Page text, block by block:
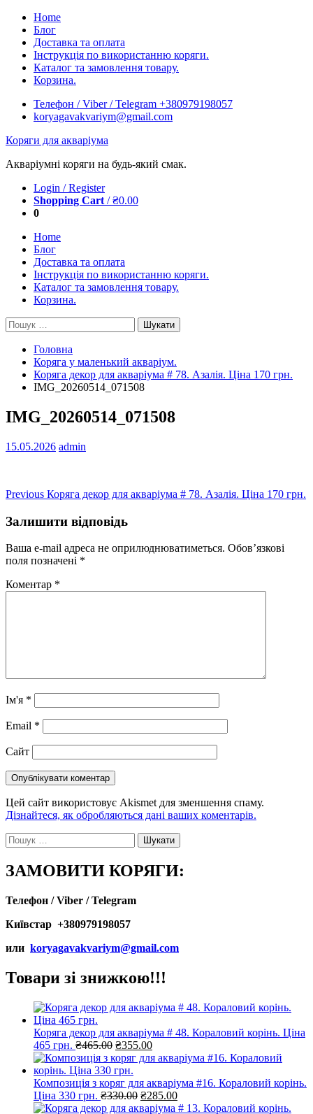
Skip
content
Home
Блог
Доставка та оплата
Інструкція по використанню коряги.
Каталог та замовлення товару.
Корзина.
Телефон / Viber / Telegram +380979198057
koryagavakvariym@gmail.com
Коряги для акваріума
Акваріумні коряги на будь-який смак.
Login / Register
Shopping Cart /₴0.00
0
Home
Блог
Доставка та оплата
Інструкція по використанню коряги.
Каталог та замовлення товару.
Корзина.
Пошук:
Головна
Коряга у маленький акваріум.
Коряга декор для акваріума # 78. Азалія. Ціна 170 грн.
IMG_20260514_071508
IMG_20260514_071508
15.05.2026 admin
Навігація
записів
Previous Previous
Коряга декор для акваріума # 78. Азалія. Ціна 170 грн.
Залишити відповідь
Ваша e-mail адреса не оприлюднюватиметься. Обов’язкові
поля позначені *
Коментар *
Ім'я *
Email *
Сайт
Цей сайт використовує Akismet для зменшення спаму.
Дізнайтеся, як обробляються дані ваших коментарів.
Пошук:
ЗАМОВИТИ КОРЯГИ:
Телефон / Viber / Telegram
Київстар +380979198057
или koryagavakvariym@gmail.com
Товари зі знижкою!!!
Коряга декор для акваріума # 48. Кораловий корінь. Ціна
465 грн. ₴465.00 Оригінальна
ціна:
₴465.00.
₴355.00Поточна
ціна:
Композиція з коряг для акваріума #16. Кораловий корінь.
Ціна 330 грн. ₴330.00 Оригінальна
ціна:
₴285.00Поточна
ціна: